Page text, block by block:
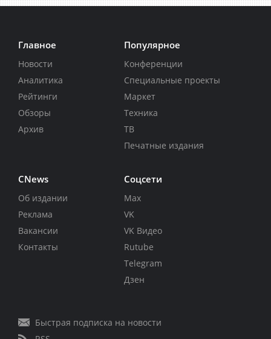
Главное
Новости
Аналитика
Рейтинги
Обзоры
Архив
Популярное
Конференции
Специальные проекты
Маркет
Техника
ТВ
Печатные издания
CNews
Об издании
Реклама
Вакансии
Контакты
Соцсети
Max
VK
VK Видео
Rutube
Telegram
Дзен
Быстрая подписка на новости